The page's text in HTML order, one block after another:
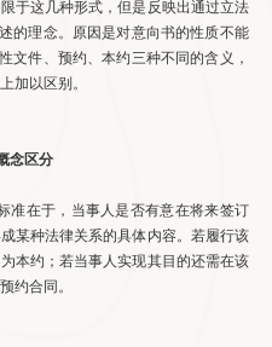
于这几种形式，但是反映出通过立法
的理念。原因是对意向书的性质不能
文件、预约、本约三种不同的含义，
加以区别。
念区分
在于，当事人是否有意在将来签订
某种法律关系的具体内容。若履行该
本约；若当事人实现其目的还需在该
约合同。